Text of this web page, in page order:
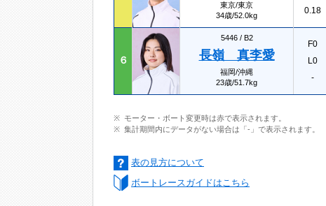
東京/東京
34歳/52.0kg
0.18
６
5446 / B2
長嶺 真李愛
福岡/沖縄
23歳/51.7kg
F0
L0
-
モーター・ボート変更時は赤で表示されます。
集計期間内にデータがない場合は「-」で表示されます。
表の見方について
ボートレースガイドはこちら